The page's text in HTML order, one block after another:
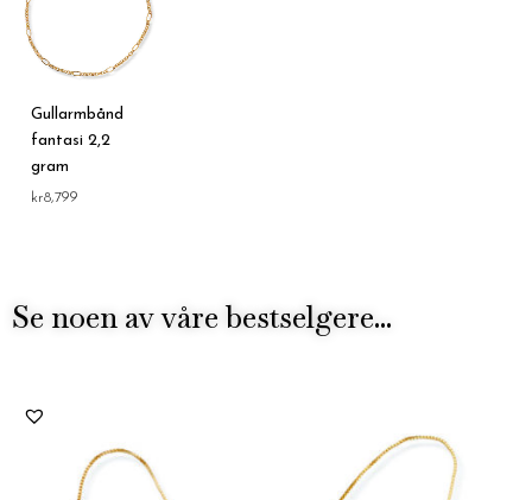
Gullarmbånd
fantasi 2,2
gram
kr8,799
Se noen av våre bestselgere...